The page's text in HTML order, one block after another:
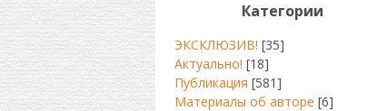
Категории
ЭКСКЛЮЗИВ! [35]
Актуально! [18]
Публикация [581]
Материалы об авторе [6]